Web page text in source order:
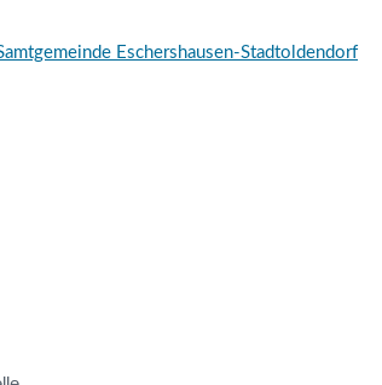
Eschershausen-Stadtoldendorf